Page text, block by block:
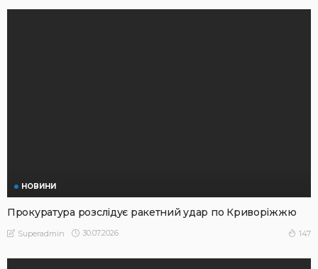
НОВИНИ
Прокуратура розслідує ракетний удар по Криворіжжю
Superadmin 30.07.2026 147